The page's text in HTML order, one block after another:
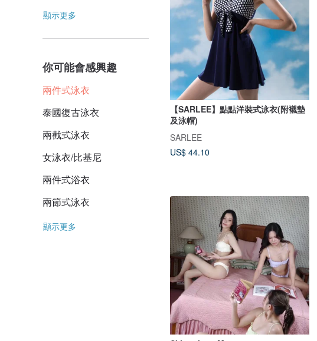
顯示更多
你可能會感興趣
兩件式泳衣
泰國復古泳衣
兩截式泳衣
女泳衣/比基尼
兩件式浴衣
兩節式泳衣
顯示更多
【SARLEE】點點洋裝式泳衣(附襯墊
及泳帽)
SARLEE
US$ 44.10